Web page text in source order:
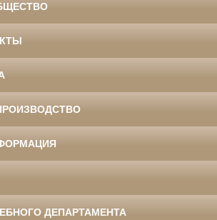
ДЕПАРТАМЕНТА